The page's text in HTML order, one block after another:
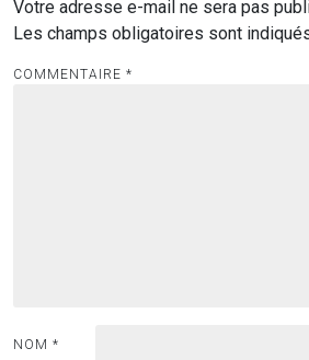
Votre adresse e-mail ne sera pas
Les champs obligatoires sont
COMMENTAIRE *
NOM *